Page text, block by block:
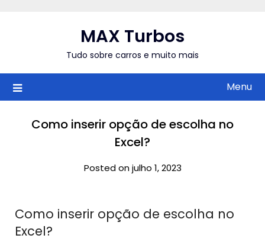
MAX Turbos
Tudo sobre carros e muito mais
Menu
Como inserir opção de escolha no
Excel?
Posted on julho 1, 2023
Como inserir opção de escolha no
Excel?